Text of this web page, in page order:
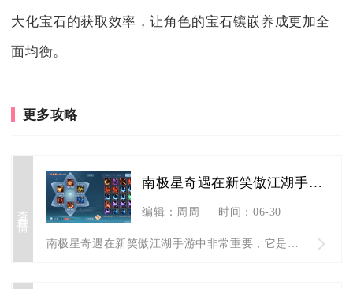
大化宝石的获取效率，让角色的宝石镶嵌养成更加全
面均衡。
更多攻略
查看详情
南极星奇遇在新笑傲江湖手游中重要吗
编辑：周周 时间：06-30
南极星奇遇在新笑傲江湖手游中非常重要，它是解锁后续高阶奇遇、...